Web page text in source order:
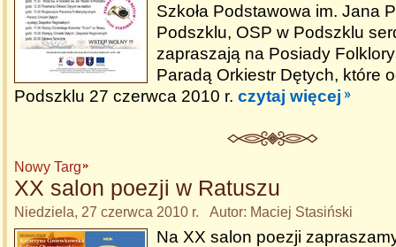
Szkoła Podstawowa im. Jana
Podszklu, OSP w Podszklu
zapraszają na Posiady
Paradą Orkiestr Dętych, które
Podszklu 27 czerwca 2010 r. czytaj więcej
Nowy Targ
XX salon poezji w Ratuszu
Niedziela, 27 czerwca 2010 r. Autor: Maciej Stasiński
Na XX salon poezji